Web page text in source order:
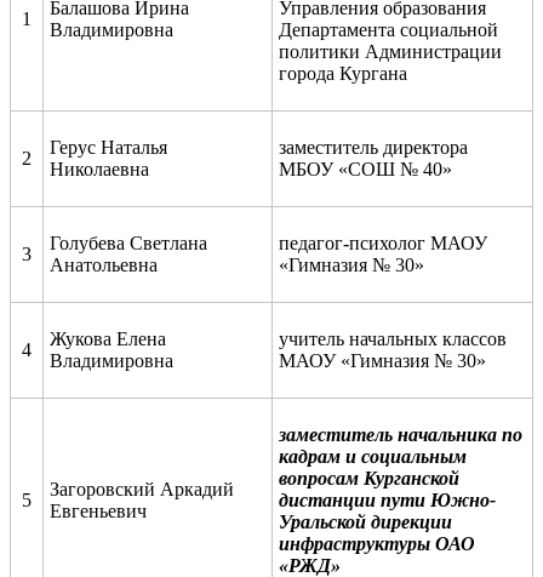
1
Балашова Ирина
Владимировна
Управления образования
Департамента социальной
политики Администрации
города Кургана
2
Герус Наталья
Николаевна
заместитель директора
МБОУ «СОШ № 40»
3
Голубева Светлана
Анатольевна
педагог-психолог МАОУ
«Гимназия № 30»
4
Жукова Елена
Владимировна
учитель начальных классов
МАОУ «Гимназия № 30»
5
Загоровский Аркадий
Евгеньевич
заместитель начальника по
кадрам и социальным
вопросам Курганской
дистанции пути Южно-
Уральской дирекции
инфраструктуры ОАО
«РЖД»